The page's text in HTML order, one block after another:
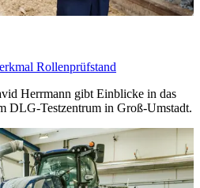
Rollenprüfstand
Herrmann gibt Einblicke in das
DLG-Testzentrum in Groß-Umstadt.